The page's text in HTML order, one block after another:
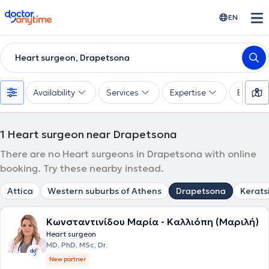
doctoranytime EN
Heart surgeon, Drapetsona
Availability Services Expertise
1 Heart surgeon near Drapetsona
There are no Heart surgeons in Drapetsona with online
booking. Try these nearby instead.
Attica Western suburbs of Athens Drapetsona
Κωνσταντινίδου Μαρία - Καλλιόπη (Μαριλή)
Heart surgeon
MD, PhD, MSc, Dr.
New partner